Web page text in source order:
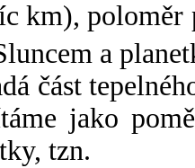
km),
a
část
jako
tzn.